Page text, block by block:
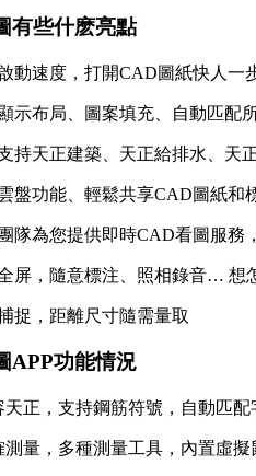
有些什麽亮點
動速度，打開CAD圖紙快人一
示布局、圖案填充、自動匹配
持天正建築、天正給排水、天
盤功能、輕鬆共享CAD圖紙和
隊為您提供即時CAD看圖服務
屏，隨意標注、照相錄音… 想
捉，距離尺寸隨需量取
APP功能情況
正，支持鋼筋符號，自動匹配
量，多種測量工具，內置虛擬